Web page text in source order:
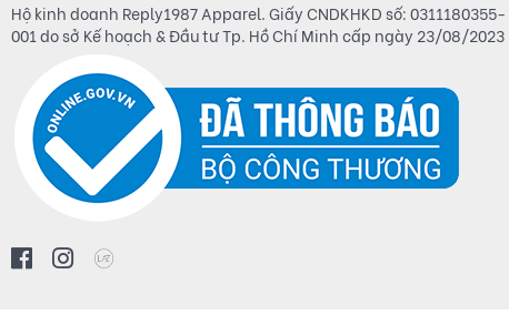
Hộ kinh doanh Reply1987 Apparel. Giấy CNDKHKD số: 0311180355-
001 do sở Kế hoạch & Đầu tư Tp. Hồ Chí Minh cấp ngày 23/08/2023